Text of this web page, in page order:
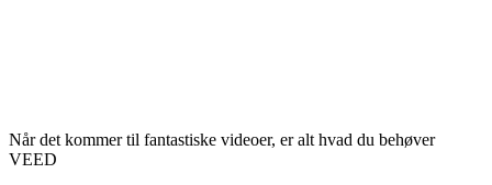
Når det kommer til fantastiske videoer, er alt hvad du behøver
VEED